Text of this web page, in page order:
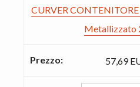
CURVER
Metallizzato
57,69